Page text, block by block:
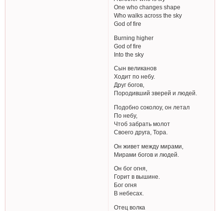
One who changes shape
Who walks across the sky
God of fire
Burning higher
God of fire
Into the sky
Сын великанов
Ходит по небу.
Друг богов,
Породивший зверей и людей.
Подобно соколоу, он летал
По небу,
Чтоб забрать молот
Своего друга, Тора.
Он живет между мирами,
Мирами богов и людей.
Он бог огня,
Горит в вышине.
Бог огня
В небесах.
Отец волка